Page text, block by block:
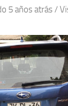
5 años atrás/